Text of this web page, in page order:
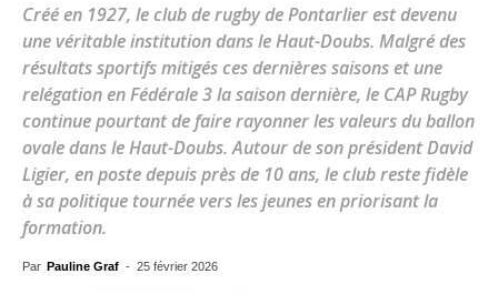
Créé en 1927, le club de rugby de Pontarlier est devenu
une véritable institution dans le Haut-Doubs. Malgré des
résultats sportifs mitigés ces dernières saisons et une
relégation en Fédérale 3 la saison dernière, le CAP Rugby
continue pourtant de faire rayonner les valeurs du ballon
ovale dans le Haut-Doubs. Autour de son président David
Ligier, en poste depuis près de 10 ans, le club reste fidèle
à sa politique tournée vers les jeunes en priorisant la
formation.
Par Pauline Graf - 25 février 2026